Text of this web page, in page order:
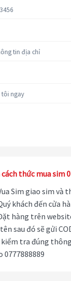
thức mua sim
Sim giao sim và
khách đến cửa
hàng trên
sau đó sẽ gửi
tra đúng
0777888889